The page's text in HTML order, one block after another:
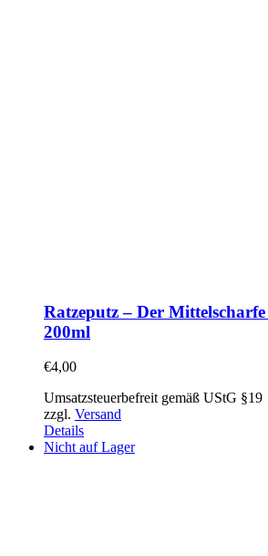
Ratzeputz – Der Mittelscharfe
200ml
€4,00
Umsatzsteuerbefreit gemäß UStG §19
zzgl. Versand
Details
Nicht auf Lager